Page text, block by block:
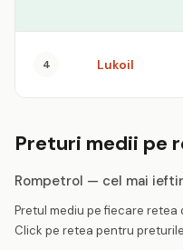
4 Lukoil
Preturi medii pe
Rompetrol — cel mai
Pretul mediu pe fiecare
Click pe retea pentru